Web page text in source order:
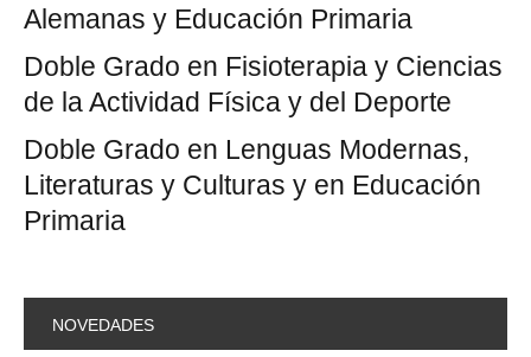
Alemanas y Educación Primaria
Doble Grado en Fisioterapia y Ciencias
de la Actividad Física y del Deporte
Doble Grado en Lenguas Modernas,
Literaturas y Culturas y en Educación
Primaria
NOVEDADES